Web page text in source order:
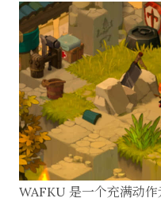
WAFKU 是一个充满动